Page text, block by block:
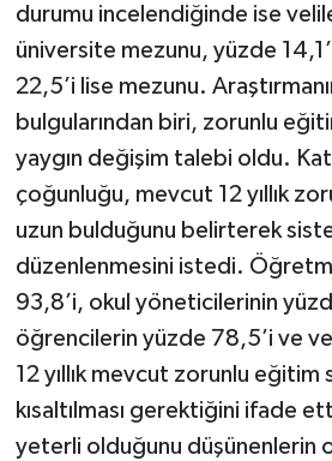
durumu incelendiğinde ise
üniversite mezunu, yüzde
22,5’i lise mezunu.
bulgularından biri, zorunlu
yaygın değişim talebi oldu.
çoğunluğu, mevcut 12 yıllık
uzun bulduğunu belirterek
düzenlenmesini istedi.
93,8’i, okul yöneticilerinin
öğrencilerin yüzde 78,5’i ve
12 yıllık mevcut zorunlu eğitim
kısaltılması gerektiğini ifade
yeterli olduğunu düşünenlerin